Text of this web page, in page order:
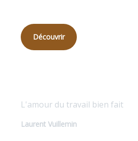
Découvrir
L'amour du travail bien fait
Laurent Vuillemin